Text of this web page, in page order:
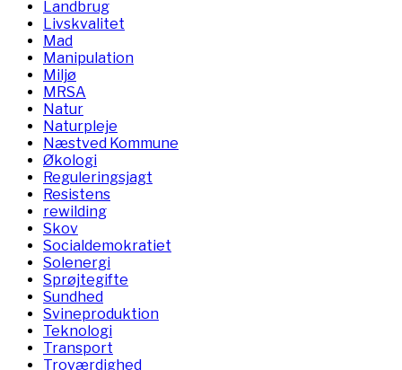
Landbrug
Livskvalitet
Mad
Manipulation
Miljø
MRSA
Natur
Naturpleje
Næstved Kommune
Økologi
Reguleringsjagt
Resistens
rewilding
Skov
Socialdemokratiet
Solenergi
Sprøjtegifte
Sundhed
Svineproduktion
Teknologi
Transport
Troværdighed